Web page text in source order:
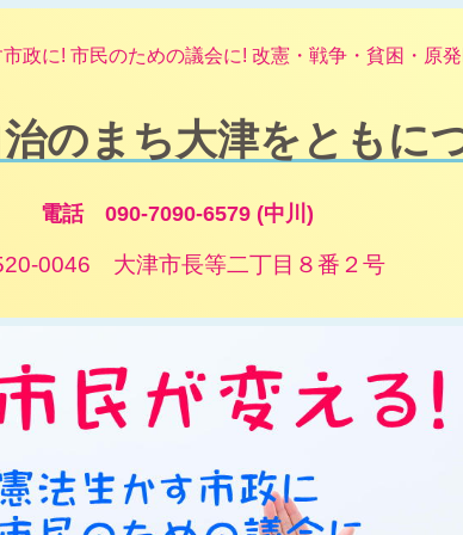
のまち大津をともに
政に! 市民のための議会に! 改憲・戦争・貧困・原
電話 090-7090-6579 (中川)
0046 大津市長等二丁目８番２号